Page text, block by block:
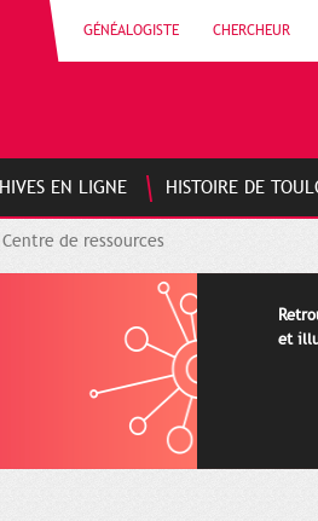
GÉNÉALOGISTE CHERCHEUR
EN LIGNE HISTOIRE DE
Centre de ressources
et